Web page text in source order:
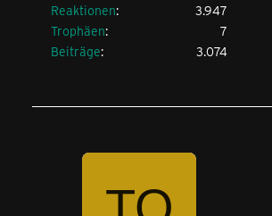
Reaktionen
3.947
Trophäen
7
Beiträge
3.074